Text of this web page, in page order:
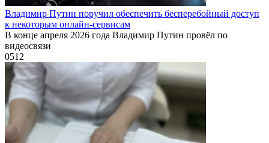
Владимир Путин поручил обеспечить бесперебойный доступ
к некоторым онлайн-сервисам
В конце апреля 2026 года Владимир Путин провёл по
видеосвязи
0512